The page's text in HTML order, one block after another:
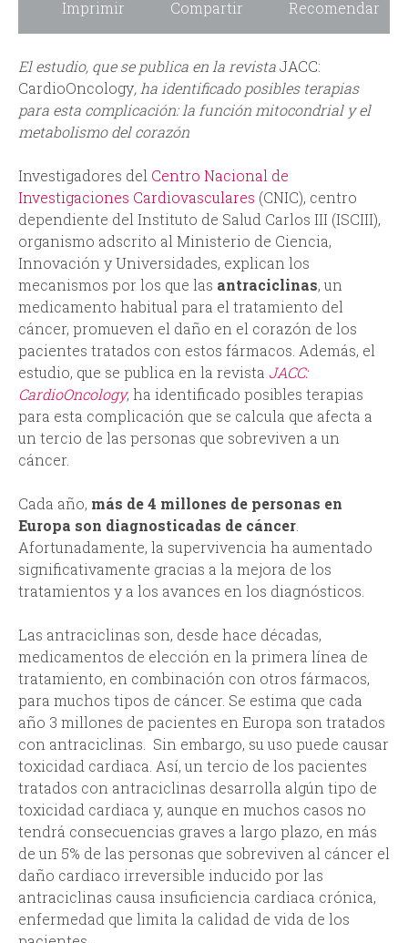
d
a
Imprimir Compartir Recomendar
El estudio, que se publica en la revistaJACC:
CardioOncology, ha identificado posibles terapias
para esta complicación: la función mitocondrial y el
metabolismo del corazón
Investigadores del Centro Nacional de
Investigaciones Cardiovasculares (CNIC), centro
dependiente del Instituto de Salud Carlos III (ISCIII),
organismo adscrito al Ministerio de Ciencia,
Innovación y Universidades, explican los
mecanismos por los que las antraciclinas, un
medicamento habitual para el tratamiento del
cáncer, promueven el daño en el corazón de los
pacientes tratados con estos fármacos. Además, el
estudio, que se publica en la revista JACC:
CardioOncology, ha identificado posibles terapias
para esta complicación que se calcula que afecta a
un tercio de las personas que sobreviven a un
cáncer.
Cada año, más de 4 millones de personas en
Europa son diagnosticadas de cáncer
Afortunadamente, la supervivencia ha aumentado
significativamente gracias a la mejora de los
tratamientos y a los avances en los diagnósticos.
Las antraciclinas son, desde hace décadas,
medicamentos de elección en la primera línea de
tratamiento, en combinación con otros fármacos,
para muchos tipos de cáncer. Se estima que cada
año 3 millones de pacientes en Europa son tratados
con antraciclinas. Sin embargo, su uso puede causar
toxicidad cardiaca. Así, un tercio de los pacientes
tratados con antraciclinas desarrolla algún tipo de
toxicidad cardiaca y, aunque en muchos casos no
tendrá consecuencias graves a largo plazo, en más
de un 5% de las personas que sobreviven al cáncer el
daño cardiaco irreversible inducido por las
antraciclinas causa insuficiencia cardiaca crónica,
enfermedad que limita la calidad de vida de los